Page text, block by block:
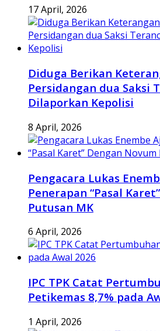
17 April, 2026
Diduga Berikan
Persidangan dua Saksi
Dilaporkan Kepolisi
8 April, 2026
Pengacara Lukas
Penerapan “Pasal
Putusan MK
6 April, 2026
IPC TPK Catat
Petikemas 8,7% pada
1 April, 2026